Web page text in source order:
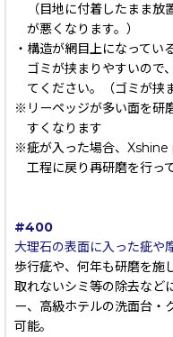
（目地に付着したまま
が悪くなります。）
・構造が網目上になって
ゴミが挟まりやすいので
てください。（ゴミが挟
※リーペッジが多い面を研
すくなります
※疵が入った場合、Xshine
工程に戻り再研磨を行っ
#400
大理石の表面に入った疵や
歩行疵や、何年も研磨を施
取れないシミ等の除去など
ー、高級ホテルの洗面台・
可能。